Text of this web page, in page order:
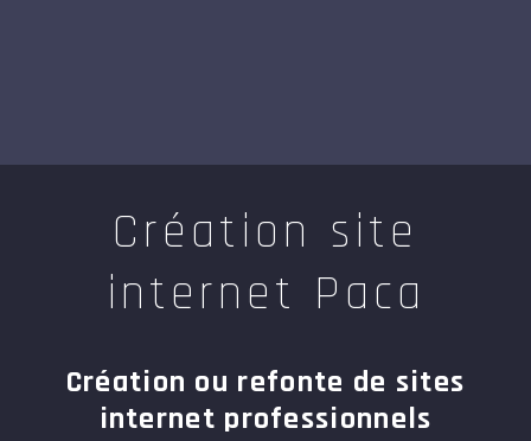
Création site
internet Paca
Création ou refonte de sites
internet professionnels